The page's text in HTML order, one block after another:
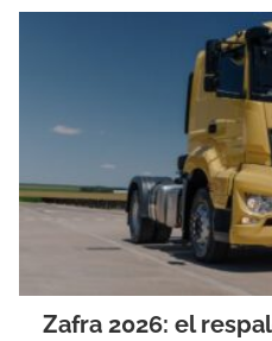
Zafra 2026: el